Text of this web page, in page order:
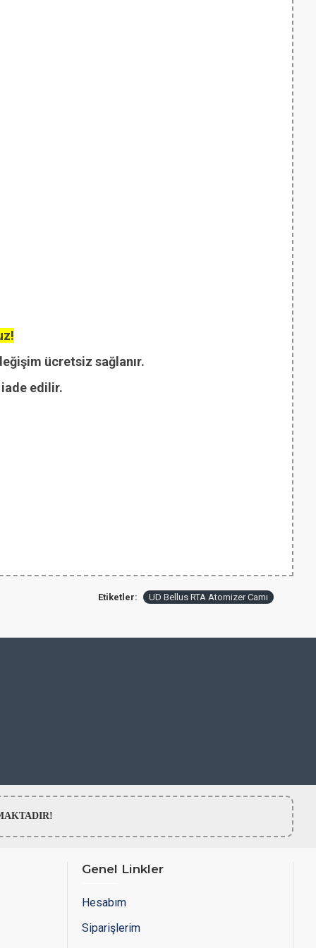
ücretsiz sağlanır.
edilir.
Etiketler: UD Bellus RTA Atomizer Camı
Genel Linkler
Hesabım
Siparişlerim